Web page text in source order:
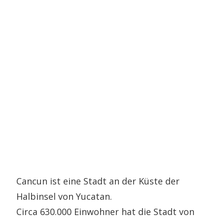
Cancun ist eine Stadt an der Küste der
Halbinsel von Yucatan.
Circa 630.000 Einwohner hat die Stadt von